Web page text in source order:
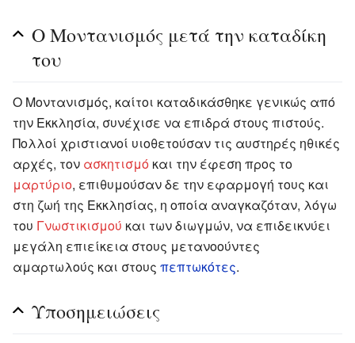
Ο Μοντανισμός μετά την καταδίκη
του
Ο Μοντανισμός, καίτοι καταδικάσθηκε γενικώς από
την Εκκλησία, συνέχισε να επιδρά στους πιστούς.
Πολλοί χριστιανοί υιοθετούσαν τις αυστηρές ηθικές
αρχές, τον ασκητισμό και την έφεση προς το
μαρτύριο, επιθυμούσαν δε την εφαρμογή τους και
στη ζωή της Εκκλησίας, η οποία αναγκαζόταν, λόγω
του Γνωστικισμού και των διωγμών, να επιδεικνύει
μεγάλη επιείκεια στους μετανοούντες
αμαρτωλούς και στους πεπτωκότες.
Υποσημειώσεις